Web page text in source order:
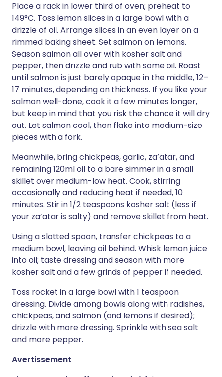
Place a rack in lower third of oven; preheat to
149°C. Toss lemon slices in a large bowl with a
drizzle of oil. Arrange slices in an even layer on a
rimmed baking sheet. Set salmon on lemons.
Season salmon all over with kosher salt and
pepper, then drizzle and rub with some oil. Roast
until salmon is just barely opaque in the middle, 12–
17 minutes, depending on thickness. If you like your
salmon well-done, cook it a few minutes longer,
but keep in mind that you risk the chance it will dry
out. Let salmon cool, then flake into medium-size
pieces with a fork.
Meanwhile, bring chickpeas, garlic, za’atar, and
remaining 120ml oil to a bare simmer in a small
skillet over medium-low heat. Cook, stirring
occasionally and reducing heat if needed, 10
minutes. Stir in 1/2 teaspoons kosher salt (less if
your za’atar is salty) and remove skillet from heat.
Using a slotted spoon, transfer chickpeas to a
medium bowl, leaving oil behind. Whisk lemon juice
into oil; taste dressing and season with more
kosher salt and a few grinds of pepper if needed.
Toss rocket in a large bowl with 1 teaspoon
dressing. Divide among bowls along with radishes,
chickpeas, and salmon (and lemons if desired);
drizzle with more dressing. Sprinkle with sea salt
and more pepper.
Avertissement